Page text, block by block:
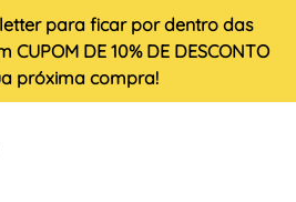
para ficar por dentro das
CUPOM DE 10% DE DESCONTO
próxima compra!